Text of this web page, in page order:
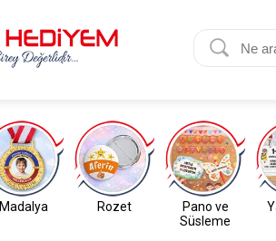
Madalya Rozet
Pano ve
Süsleme